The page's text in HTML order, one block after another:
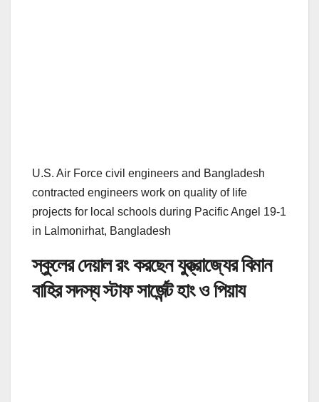
U.S. Air Force civil engineers and Bangladesh
contracted engineers work on quality of life
projects for local schools during Pacific Angel 19-1
in Lalmonirhat, Bangladesh
স্কুলের দেয়াল রং করছেন যুক্ত্রাজ্যের বিমান
বাহির সদস্য স্টাফ সার্জেন্ট হাং ও পিয়ায